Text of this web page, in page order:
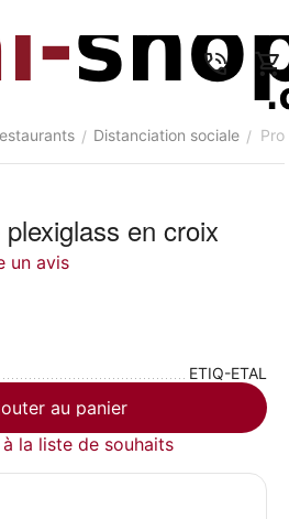
/ Distanciation sociale /
en croix
un avis
ETIQ-ETAL
au panier
la liste de souhaits
Liste de
souhaits
Comparer Compte